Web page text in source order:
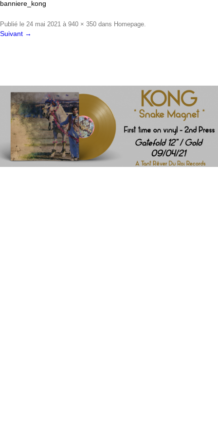
banniere_kong
Publié le 24 mai 2021 à 940 × 350 dans Homepage.
Suivant →